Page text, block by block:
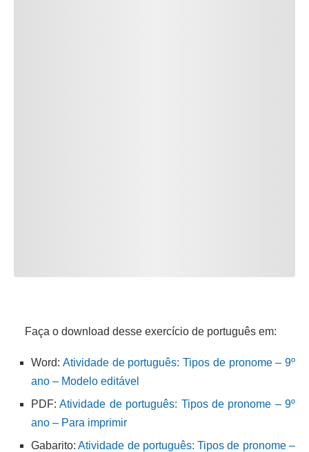
Faça o download desse exercício de português em:
Word: Atividade de português: Tipos de pronome – 9º
ano – Modelo editável
PDF:Atividade de português: Tipos de pronome – 9º
ano – Para imprimir
Gabarito:Atividade de português: Tipos de pronome –